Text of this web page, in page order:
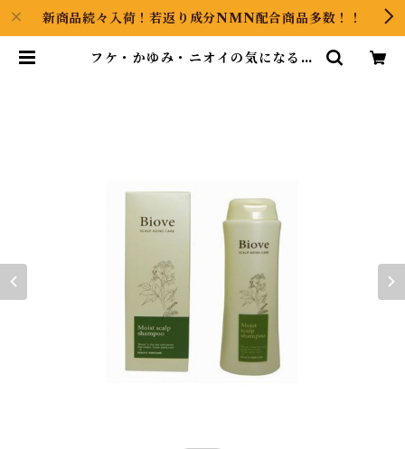
新商品続々入荷！若返り成分NMN配合商品多数！！
フケ・かゆみ・ニオイの気になる方